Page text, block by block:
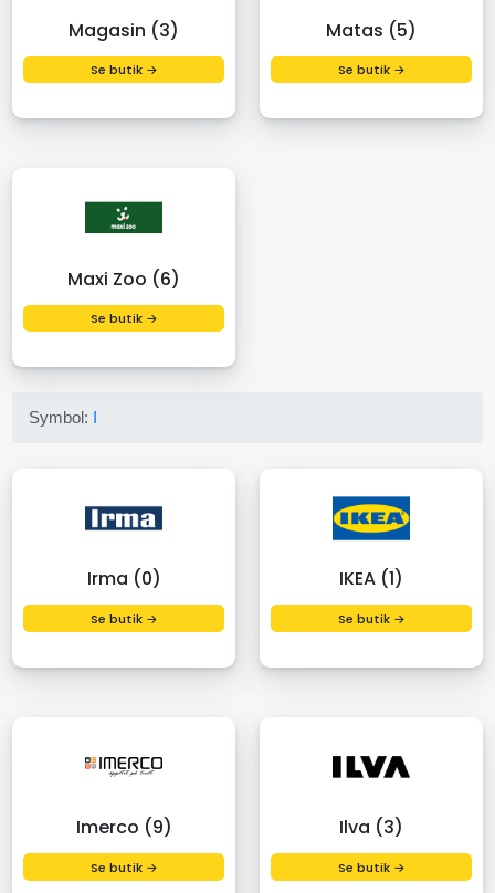
Magasin (3)
Se butik →
Matas (5)
Se butik →
Maxi Zoo (6)
Se butik →
Symbol: I
Irma (0)
Se butik →
IKEA (1)
Se butik →
Imerco (9)
Se butik →
Ilva (3)
Se butik →